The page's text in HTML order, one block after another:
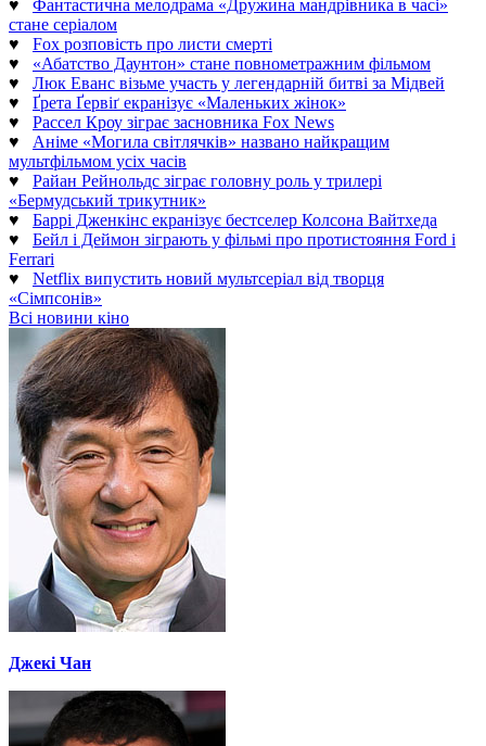
♥ Фантастична мелодрама «Дружина мандрівника в часі»
стане серіалом
♥ Fox розповість про листи смерті
♥ «Абатство Даунтон» стане повнометражним фільмом
♥ Люк Еванс візьме участь у легендарній битві за Мідвей
♥ Ґрета Ґервіґ екранізує «Маленьких жінок»
♥ Рассел Кроу зіграє засновника Fox News
♥ Аніме «Могила світлячків» названо найкращим
мультфільмом усіх часів
♥ Райан Рейнольдс зіграє головну роль у трилері
«Бермудський трикутник»
♥ Баррі Дженкінс екранізує бестселер Колсона Вайтхеда
♥ Бейл і Деймон зіграють у фільмі про протистояння Ford і
Ferrari
♥ Netflix випустить новий мультсеріал від творця
«Сімпсонів»
Всі новини кіно
Джекі Чан